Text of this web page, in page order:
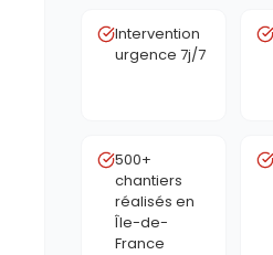
Intervention
urgence 7j/7
500+
chantiers
réalisés en
Île-de-
France